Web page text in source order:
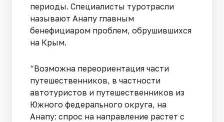
периоды. Специалисты туротрасли
называют Анапу главным
бенефициаром проблем, обрушившихся
на Крым.
“Возможна переориентация части
путешественников, в частности
автотуристов и путешественников из
Южного федерального округа, на
Анапу: спрос на направление растет с